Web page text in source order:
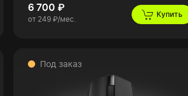
6 700 ₽
от 249 ₽/мес.
Купить
Под заказ